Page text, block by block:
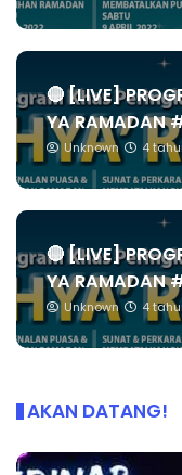
🔴 [LIVE]
YA RAMADAN
Unknown 4
🔴 [LIVE]
YA RAMADAN
Unknown 4
AKAN DATANG!